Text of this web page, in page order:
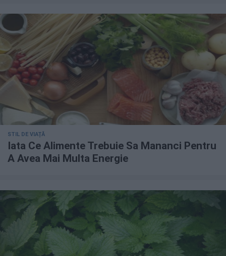
STIL DE VIAȚĂ
Iata Ce Alimente Trebuie Sa Mananci Pentru
A Avea Mai Multa Energie